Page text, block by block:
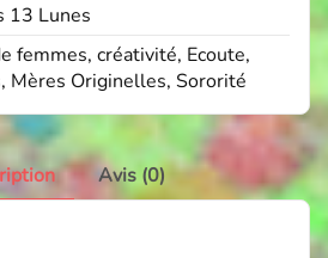
13 Lunes
femmes, créativité, Ecoute,
, Mères Originelles, Sororité
Avis (0)